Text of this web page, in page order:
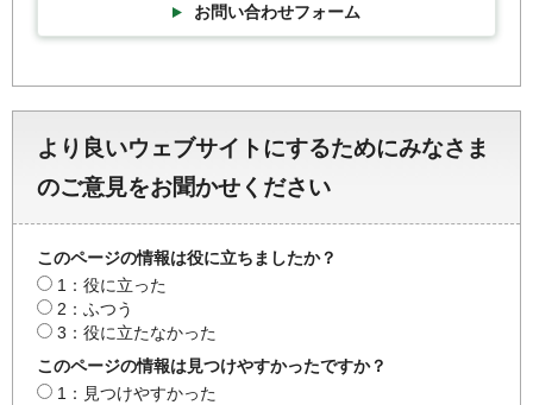
お問い合わせフォーム
より良いウェブサイトにするためにみなさま
のご意見をお聞かせください
このページの情報は役に立ちましたか？
1：役に立った
2：ふつう
3：役に立たなかった
このページの情報は見つけやすかったですか？
1：見つけやすかった